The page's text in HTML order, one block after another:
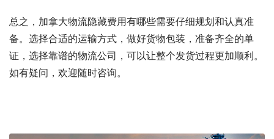
总之，加拿大物流隐藏费用有哪些需要仔细规划和认真准
备。选择合适的运输方式，做好货物包装，准备齐全的单
证，选择靠谱的物流公司，可以让整个发货过程更加顺利。
如有疑问，欢迎随时咨询。